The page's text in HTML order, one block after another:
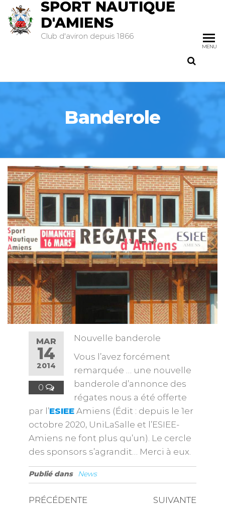
SPORT NAUTIQUE
D'AMIENS
Club d'aviron depuis 1866
MENU
Banderole
MAR
14
2014
0
Nouvelle banderole
Vous l’avez forcément
remarquée … une nouvelle
banderole d’annonce des
régates nous a été offerte
par l’ESIEEAmiens (Édit : depuis le 1er
octobre 2020, UniLaSalle et l’ESIEE-
Amiens ne font plus qu’un). Le cercle
des sponsors s’agrandit… Merci à eux.
Publié dans News
PRÉCÉDENTE
SUIVANTE